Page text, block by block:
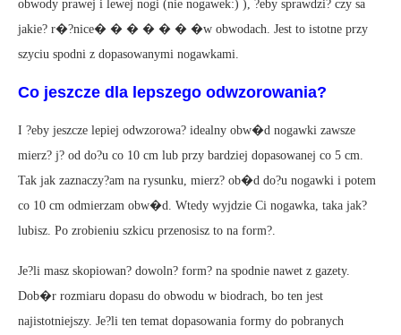
obwody prawej i lewej nogi (nie nogawek:) ), ?eby sprawdzi? czy sa
jakie? r�?nice� � � � � � �w obwodach. Jest to istotne przy
szyciu spodni z dopasowanymi nogawkami.
Co jeszcze dla lepszego odwzorowania?
I ?eby jeszcze lepiej odwzorowa? idealny obw�d nogawki zawsze
mierz? j? od do?u co 10 cm lub przy bardziej dopasowanej co 5 cm.
Tak jak zaznaczy?am na rysunku, mierz? ob�d do?u nogawki i potem
co 10 cm odmierzam obw�d. Wtedy wyjdzie Ci nogawka, taka jak?
lubisz. Po zrobieniu szkicu przenosisz to na form?.
Je?li masz skopiowan? dowoln? form? na spodnie nawet z gazety.
Dob�r rozmiaru dopasu do obwodu w biodrach, bo ten jest
najistotniejszy. Je?li ten temat dopasowania formy do pobranych